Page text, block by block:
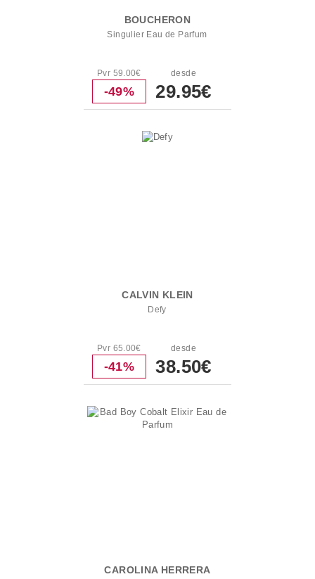
BOUCHERON
Singulier Eau de Parfum
Pvr 59.00€
-49%
desde
29.95€
CALVIN KLEIN
Defy
Pvr 65.00€
-41%
desde
38.50€
CAROLINA HERRERA